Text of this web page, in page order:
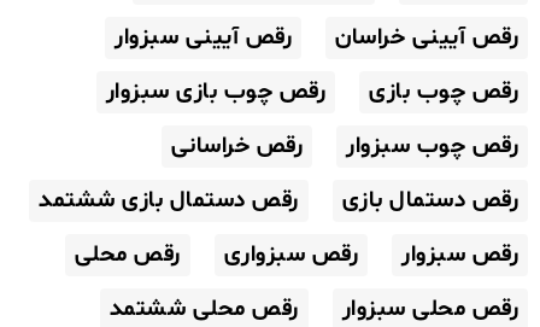
رقص آیینی خراسان
رقص آیینی سبزوار
رقص چوب بازی
رقص چوب بازی سبزوار
رقص چوب سبزوار
رقص خراسانی
رقص دستمال بازی
رقص دستمال بازی ششتمد
رقص سبزوار
رقص سبزواری
رقص محلی
رقص محلی سبزوار
رقص محلی ششتمد